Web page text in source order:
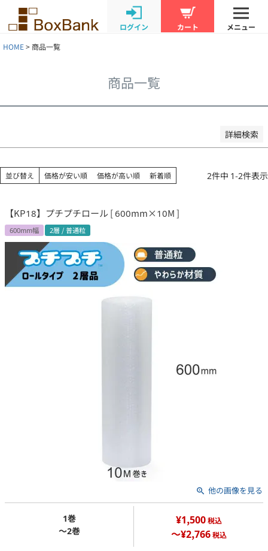
ログイン カート
メニュー
HOME
商品一覧
商品一覧
詳細検索
新着順
登録順
価格が安い順
価格が高い順
キーワードヒット順
検索
並び替え 価格が安い順 価格が高い順 新着順 2件中 1-2件表示
【KP18】プチプチロール [ 600mm×10M ]
600mm幅 2層 / 普通粒
他の画像を見る
1巻
～2巻
¥1,500 税込
～¥2,766 税込